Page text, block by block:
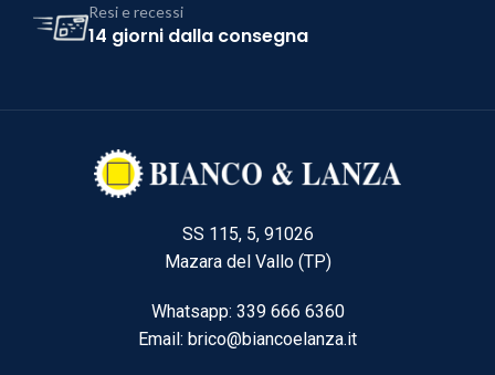
Resi e recessi
14 giorni dalla consegna
SS 115, 5, 91026
Mazara del Vallo (TP)
Whatsapp: 339 666 6360
Email: brico@biancoelanza.it